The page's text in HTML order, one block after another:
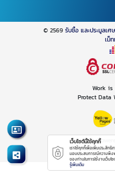
© 2569รับซื้อ และประมูลเ
เม็
Work is
Protect Data
Thailand
เว็บไซต์นี้ใช้คุกกี้
เราใช้คุกกี้เพื่อเพิ่มประสิทธิ
มอบประสบการณ์ความพึง
ของท่านในการใช้งานเว็บไ
รู้เพิ่มเติม